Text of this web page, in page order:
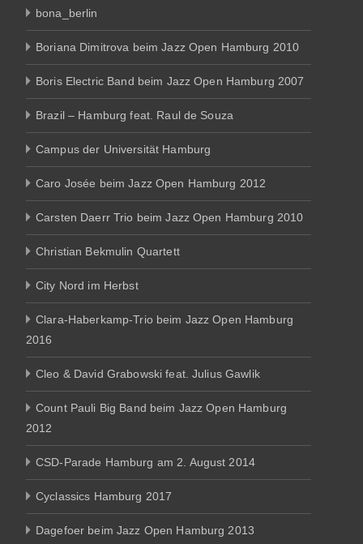
bona_berlin
Boriana Dimitrova beim Jazz Open Hamburg 2010
Boris Electric Band beim Jazz Open Hamburg 2007
Brazil – Hamburg feat. Raul de Souza
Campus der Universität Hamburg
Caro Josée beim Jazz Open Hamburg 2012
Carsten Daerr Trio beim Jazz Open Hamburg 2010
Christian Bekmulin Quartett
City Nord im Herbst
Clara-Haberkamp-Trio beim Jazz Open Hamburg
2016
Cleo & David Grabowski feat. Julius Gawlik
Count Pauli Big Band beim Jazz Open Hamburg
2012
CSD-Parade Hamburg am 2. August 2014
Cyclassics Hamburg 2017
Dagefoer beim Jazz Open Hamburg 2013